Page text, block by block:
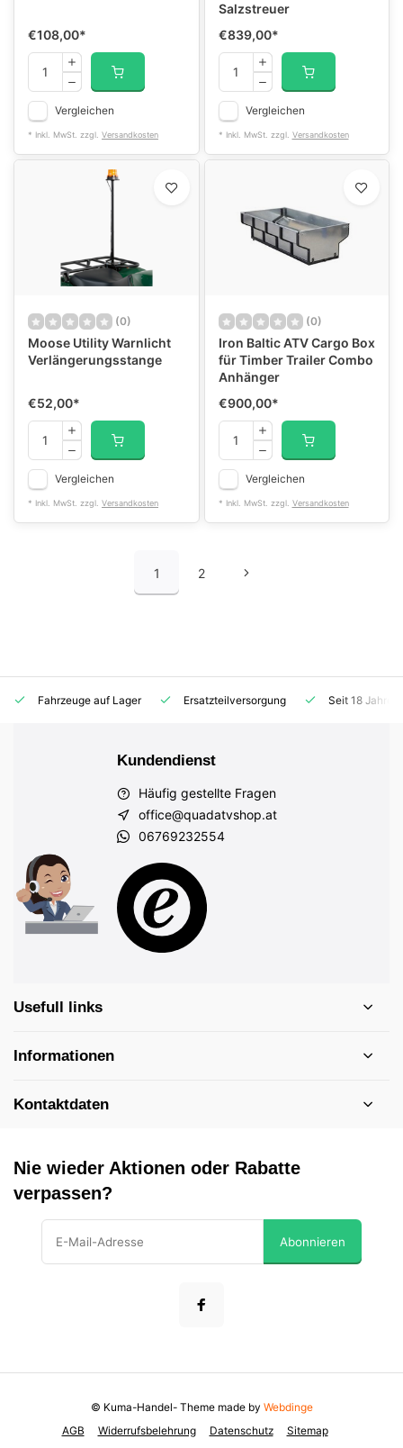
€108,00*
Vergleichen
* Inkl. MwSt. zzgl. Versandkosten
Salzstreuer
€839,00*
Vergleichen
* Inkl. MwSt. zzgl. Versandkosten
(0)
Moose Utility Warnlicht
Verlängerungsstange
€52,00*
Vergleichen
* Inkl. MwSt. zzgl. Versandkosten
(0)
Iron Baltic ATV Cargo Box
für Timber Trailer Combo
Anhänger
€900,00*
Vergleichen
* Inkl. MwSt. zzgl. Versandkosten
1 2
Fahrzeuge auf Lager Ersatzteilversorgung Seit 18
Kundendienst
Häufig gestellte Fragen
office@quadatvshop.at
06769232554
Usefull links
Informationen
Kontaktdaten
Nie wieder Aktionen oder Rabatte
verpassen?
Abonnieren
AGB Widerrufsbelehrung Datenschutz Sitemap
© Kuma-Handel- Theme made by Webdinge